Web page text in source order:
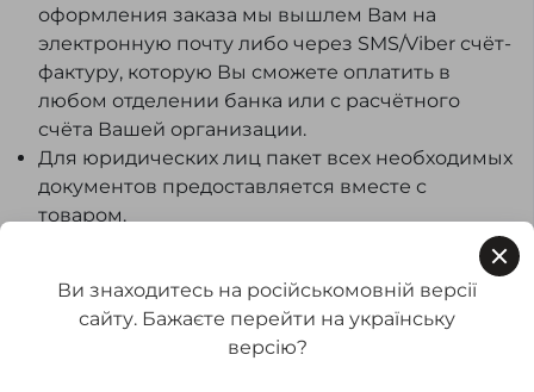
оформления заказа мы вышлем Вам на
электронную почту либо через SMS/Viber счёт-
фактуру, которую Вы сможете оплатить в
любом отделении банка или с расчётного
счёта Вашей организации.
Для юридических лиц пакет всех необходимых
документов предоставляется вместе с
товаром.
Для клиентов Seria-A доступна покупка
товаров в рассрочку и оплата по частям через
ПриватБанк и Monobank. Это удобная
Ви знаходитесь на російськомовній версії
сайту. Бажаєте перейти на українську
версію?